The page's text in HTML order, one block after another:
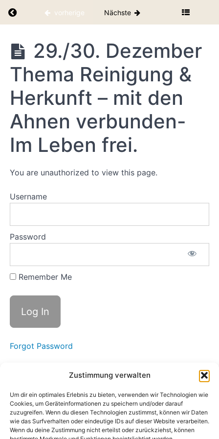
Zustimmung verwalten
Um dir ein optimales Erlebnis zu bieten, verwenden wir Technologien wie
Cookies, um Geräteinformationen zu speichern und/oder darauf
zuzugreifen. Wenn du diesen Technologien zustimmst, können wir Daten
wie das Surfverhalten oder eindeutige IDs auf dieser Website verarbeiten.
Wenn du deine Zustimmung nicht erteilst oder zurückziehst, können
Return to kurs: Mit deinem Herz-und
vorherige Nächste
Mit deinem
Herz-und
Seelenduft
durch die
Rauhnächte
Herzöffnung
– das Herz
Knospe
Dezember
Thema
Transformation
- Altes geht,
Neues kommt
durch
28./29.
Dezember
Thema
Verbundenheit
Freundschaft-
29./30.
& Herkunft
- mit den
frei.
Dezember
Thema
Öffnung
Neue -
offen sein
Dezember/01.
Januar
Thema
Neubeginn -
den eigenen
Schritt
29./30. Dezember
Thema Reinigung &
Herkunft – mit den
Ahnen verbunden-
Im Leben frei.
You are unauthorized to view this page.
Username
Password
Remember Me
Forgot Password
Datenschutz
CATEGORIES